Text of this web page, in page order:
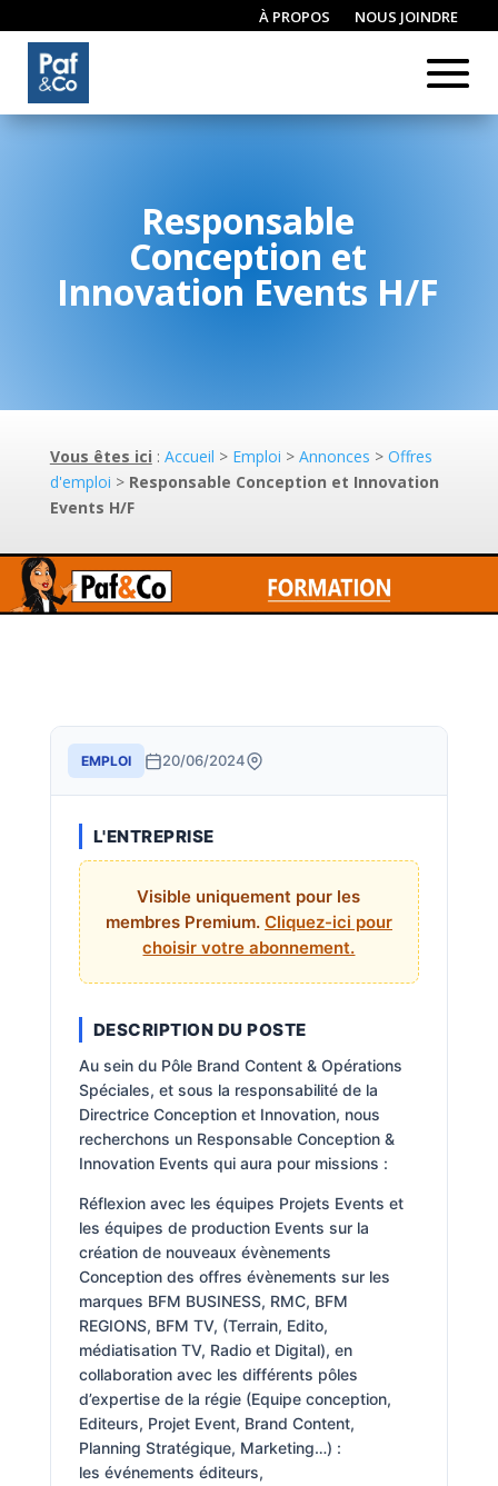
À PROPOS
NOUS JOINDRE
Responsable
Conception et
Innovation Events H/F
Vous êtes ici : Accueil > Emploi > Annonces > Offres
d'emploi > Responsable Conception et Innovation
Events H/F
EMPLOI 20/06/2024
L'ENTREPRISE
Visible uniquement pour les
membres Premium. Cliquez-ici pour
choisir votre abonnement.
DESCRIPTION DU POSTE
Au sein du Pôle Brand Content & Opérations
Spéciales, et sous la responsabilité de la
Directrice Conception et Innovation, nous
recherchons un Responsable Conception &
Innovation Events qui aura pour missions :
Réflexion avec les équipes Projets Events et
les équipes de production Events sur la
création de nouveaux évènements
Conception des offres évènements sur les
marques BFM BUSINESS, RMC, BFM
REGIONS, BFM TV, (Terrain, Edito,
médiatisation TV, Radio et Digital), en
collaboration avec les différents pôles
d’expertise de la régie (Equipe conception,
Editeurs, Projet Event, Brand Content,
Planning Stratégique, Marketing…) :
les événements éditeurs,